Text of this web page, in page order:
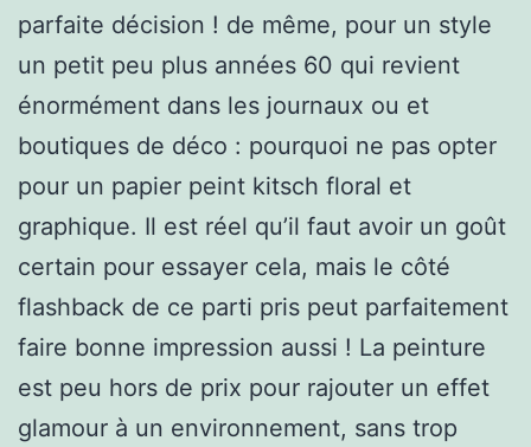
parfaite décision ! de même, pour un style
un petit peu plus années 60 qui revient
énormément dans les journaux ou et
boutiques de déco : pourquoi ne pas opter
pour un papier peint kitsch floral et
graphique. Il est réel qu’il faut avoir un goût
certain pour essayer cela, mais le côté
flashback de ce parti pris peut parfaitement
faire bonne impression aussi ! La peinture
est peu hors de prix pour rajouter un effet
glamour à un environnement, sans trop